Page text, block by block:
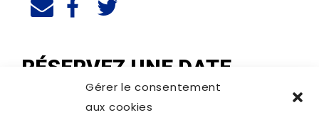
Gérer le consentement
aux cookies
RÉSERVEZ UNE DATE